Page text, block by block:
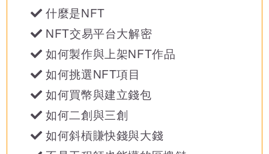
什麼是NFT
NFT交易平台大解密
如何製作與上架NFT作品
如何挑選NFT項目
如何買幣與建立錢包
如何二創與三創
如何斜槓賺快錢與大錢